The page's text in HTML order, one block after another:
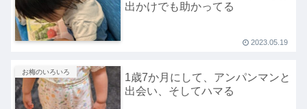
出かけでも助かってる
2023.05.19
お梅のいろいろ
1歳7か月にして、アンパンマンと
出会い、そしてハマる